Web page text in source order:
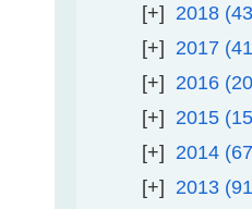
2018
2017
2016
2015
2014
2013